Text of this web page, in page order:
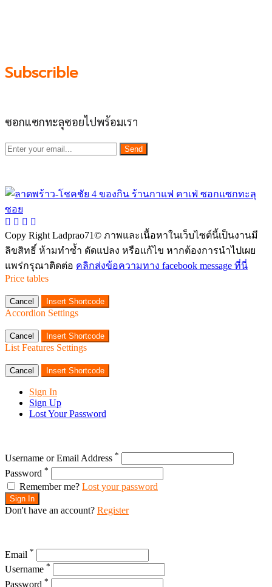
Subscrible
ซอกแซกทะลุซอยไปพร้อมเรา
Send
Copy Right Ladprao71© ภาพและเนื้อหาในเว็บไซต์นี้เป็นงานมี
ลิขสิทธิ์ ห้ามทำซ้ำ ดัดแปลง หรือแก้ไข หากต้องการนำไปเผย
แพร่กรุณาติดต่อ คลิกส่งข้อความทาง facebook message ที่นี่
Price tables
Cancel Insert Shortcode
Accordion Settings
Cancel Insert Shortcode
List Features Settings
Cancel Insert Shortcode
Sign In
Sign Up
Lost Your Password
Username or Email Address *
Password *
Remember me? Lost your password
Sign In
Don't have an account? Register
Email *
Username *
Password *